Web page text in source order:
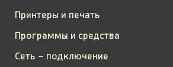
Принтеры и печать
Программы и средства
Сеть – подключение